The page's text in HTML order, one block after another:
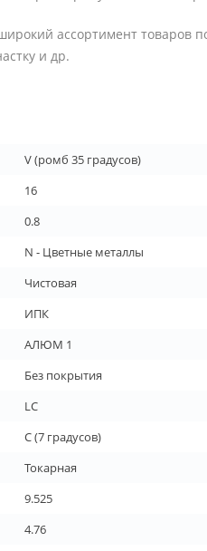
ассортимент
и др.
V (ромб 35 градусов)
16
0.8
N - Цветные металлы
Чистовая
ИПК
АЛЮМ 1
Без покрытия
LC
C (7 градусов)
Токарная
9.525
4.76